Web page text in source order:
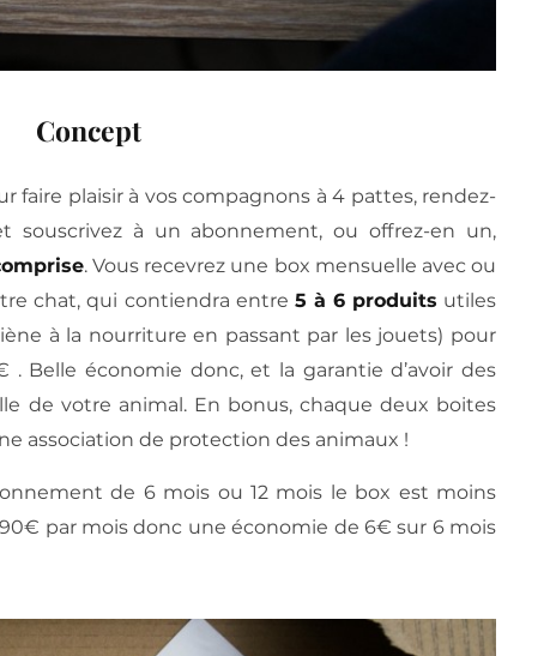
Concept
faire plaisir à vos compagnons à 4 pattes, rendez-
souscrivez à un abonnement, ou offrez-en un,
. Vous recevrez une box mensuelle avec ou
chat, qui contiendra entre 5 à 6 produits utiles
à la nourriture en passant par les jouets) pour
Belle économie donc, et la garantie d’avoir des
de votre animal. En bonus, chaque deux boites
association de protection des animaux !
de 6 mois ou 12 mois le box est moins
par mois donc une économie de 6€ sur 6 mois